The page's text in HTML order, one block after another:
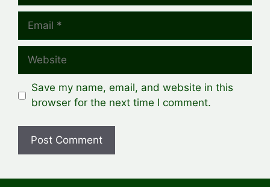
Email
Website
Save my name, email, and website in this
browser for the next time I comment.